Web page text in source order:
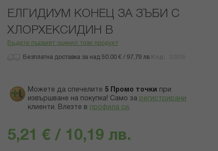
началото
галерия
със
ЕЛГИДИУМ КОНЕЦ ЗА ЗЪБИ С
ХЛОРХЕКСИДИН B
Бъдете първият оценил този продукт
Безплатна доставка за над 50.00 € / 97,79 лв.
Можете да спечелите 5 Промо точки
при
извършване на покупка! Само за регистрирани
клиенти. Влезте в профила си .
5,21 € / 10,19 лв.